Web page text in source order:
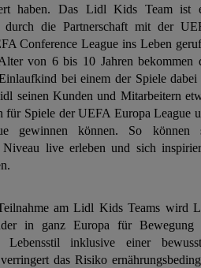
haben. Das Lidl Kids Team ist
durch die Partnerschaft mit der
Conference League ins Leben
von 6 bis 10 Jahren bekommen
bei einem der Spiele dabei
seinen Kunden und Mitarbeitern
für Spiele der UEFA Europa League
gewinnen können. So können
live erleben und sich
am Lidl Kids Teams wird
in ganz Europa für Bewegung
Lebensstil inklusive einer
das Risiko